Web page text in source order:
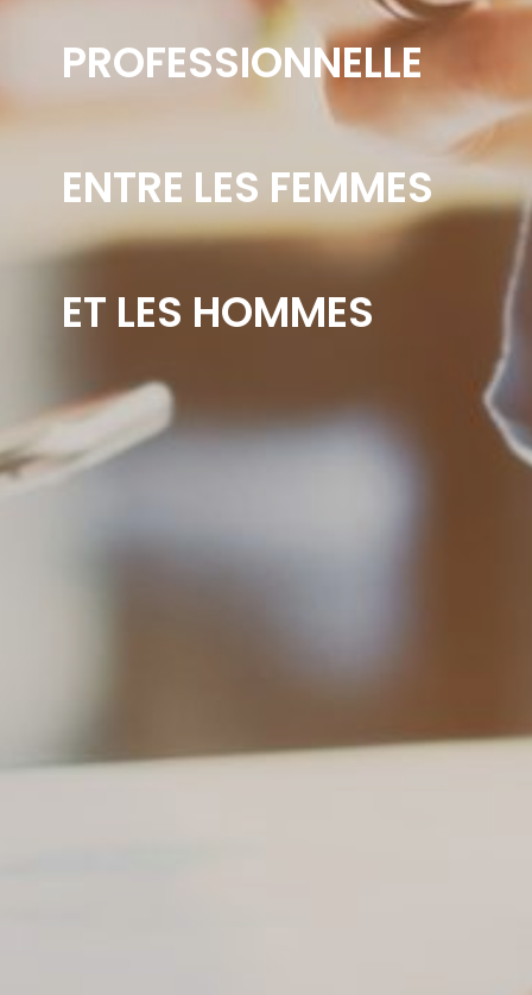
PROFESSIONNELLE
ENTRE LES FEMMES
ET LES HOMMES